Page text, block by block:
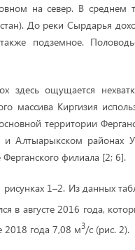
на север. В среднем
До реки Сырдарья
подземное.
здесь ощущается
массива Киргизия
территории
районах
филиала [2; 6].
рисунках 1–2. Из данных
в августе 2016 года,
2018 года 7,08 м3/с (рис. 2).